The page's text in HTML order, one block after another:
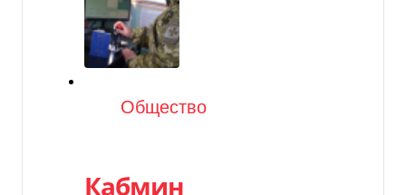
Категория
Общество
Кабмин